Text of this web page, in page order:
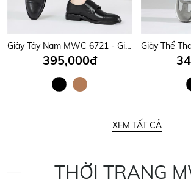
Giày Tây Nam MWC 6721 - Giày Tây Nam Kiểu Monk Strap, Mũi Nhọn Phối Hai Quai Da Có Khoá Kim Loại Tinh Tế, Sang Trọng.
395,000đ
XEM TẤT CẢ
THỜI TRANG